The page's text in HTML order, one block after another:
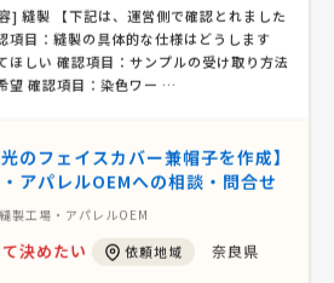
] 縫製 【下記は、運営側で確認とれました
項目：縫製の具体的な仕様はどうします
しい 確認項目：サンプルの受け取り方法
望 確認項目：染色ワー …
光のフェイスカバー兼帽子を作成】
アパレルOEMへの相談・問合せ
製工場・アパレルOEM
決めたい 依頼地域 奈良県